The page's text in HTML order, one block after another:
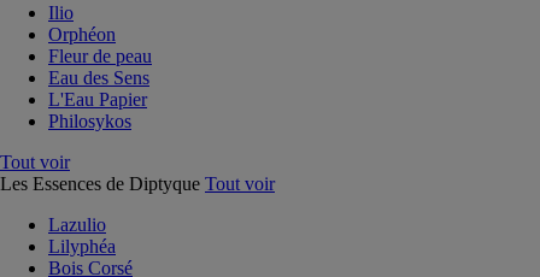
Ilio
Orphéon
Fleur de peau
Eau des Sens
L'Eau Papier
Philosykos
Tout voir
Les Essences de Diptyque Tout voir
Lazulio
Lilyphéa
Bois Corsé